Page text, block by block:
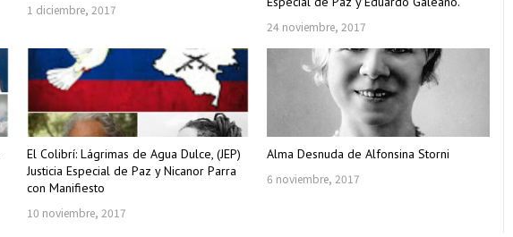
1 diciembre, 2017
24 noviembre, 2017
El Colibrí: Lágrimas de Agua Dulce, (JEP)
Justicia Especial de Paz y Nicanor Parra
con Manifiesto
10 noviembre, 2017
Alma Desnuda de Alfonsina Storni
6 noviembre, 2017